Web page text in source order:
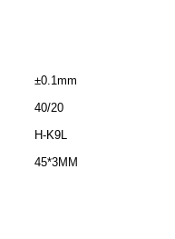
±0.1mm
40/20
H-K9L
45*3MM